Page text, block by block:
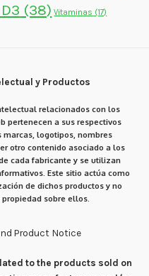
(38) Vitaminas (17)
y Productos
relacionados con los
pertenecen a sus respectivos
logotipos, nombres
otro contenido asociado a los
cada fabricante y se utilizan
Este sitio actúa como
de dichos productos y no
sobre ellos.
Product Notice
to the products sold on